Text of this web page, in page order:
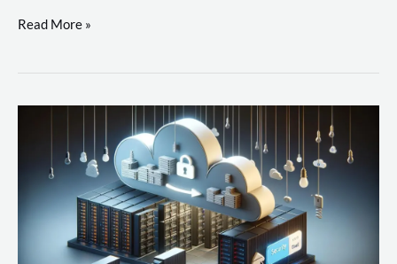
Utilizando
Soluções
AWS
Read More »